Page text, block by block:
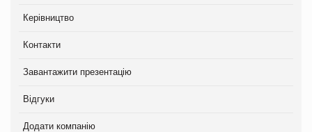
Керівництво
Контакти
Завантажити презентацію
Відгуки
Додати компанію